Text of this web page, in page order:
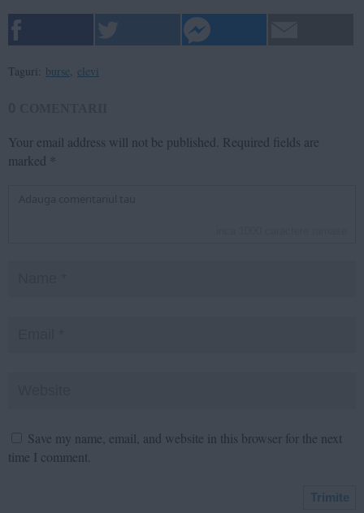
Taguri: burse elevi
Your email address will not be published. Required fields are
marked *
Save my name, email, and website in this browser for the next
time I comment.